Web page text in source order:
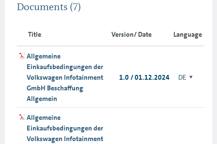
Documents (7)
Title Version/ Date Language
Allgemeine
Einkaufsbedingungen der
Volkswagen Infotainment
GmbH Beschaffung
Allgemein
1.0 / 01.12.2024 DE
Allgemeine
Einkaufsbedingungen der
Volkswagen Infotainment